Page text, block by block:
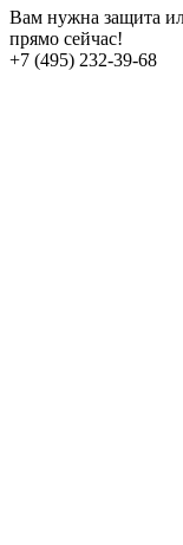
Вам нужна защита
прямо сейчас!
+7 (495) 232-39-68